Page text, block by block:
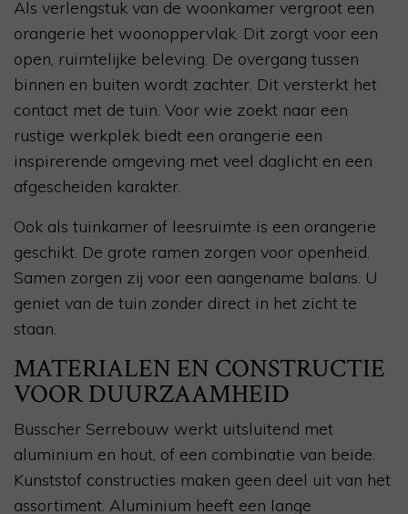
Als verlengstuk van de woonkamer vergroot een
orangerie het woonoppervlak. Dit zorgt voor een
open, ruimtelijke beleving. De overgang tussen
binnen en buiten wordt zachter. Dit versterkt het
contact met de tuin. Voor wie zoekt naar een
rustige werkplek biedt een orangerie een
inspirerende omgeving met veel daglicht en een
afgescheiden karakter.
Ook als tuinkamer of leesruimte is een orangerie
geschikt. De grote ramen zorgen voor openheid.
Samen zorgen zij voor een aangename balans. U
geniet van de tuin zonder direct in het zicht te
staan.
MATERIALEN EN CONSTRUCTIE
VOOR DUURZAAMHEID
Busscher Serrebouw werkt uitsluitend met
aluminium en hout, of een combinatie van beide.
Kunststof constructies maken geen deel uit van het
assortiment. Aluminium heeft een lange